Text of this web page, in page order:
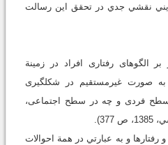
نقشي جدي در تحقق اين رسالت
الگوهاى رفتارى افراد در زمينة
به ‌صورت غيرمستقيم در شكل‏گيرى
فردى و چه در سطح اجتماعى،
و به عبارتي در همة احوالات